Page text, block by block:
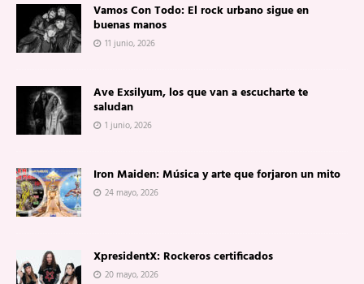
Vamos Con Todo: El rock urbano sigue en
buenas manos
11 junio, 2026
Ave Exsilyum, los que van a escucharte te
saludan
1 junio, 2026
Iron Maiden: Música y arte que forjaron un mito
24 mayo, 2026
XpresidentX: Rockeros certificados
20 mayo, 2026